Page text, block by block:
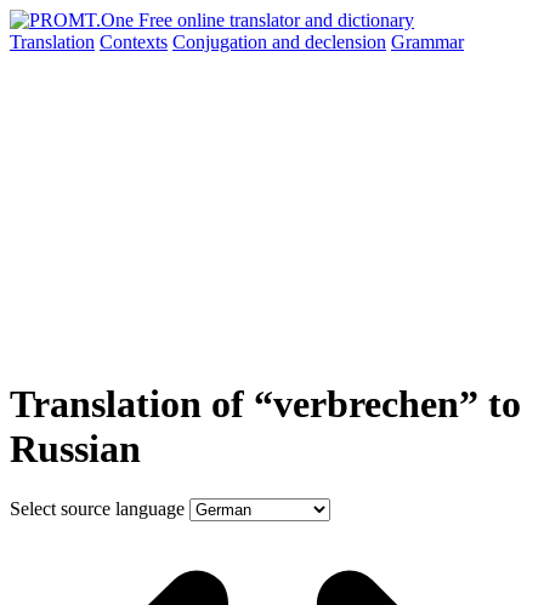
Translation Contexts Conjugation and declension Grammar
Translation of “verbrechen” to
Russian
Select source language